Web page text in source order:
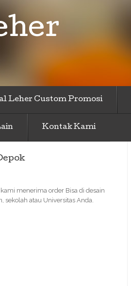
Leher Custom Promosi
Kontak Kami
menerima order Bisa di desain
sekolah atau Universitas Anda.